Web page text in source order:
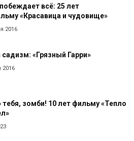
всё: 25 лет
«Красавица и чудовище»
2016
садизм: «Грязный Гарри»
2016
зомби! 10 лет фильму «Тепло